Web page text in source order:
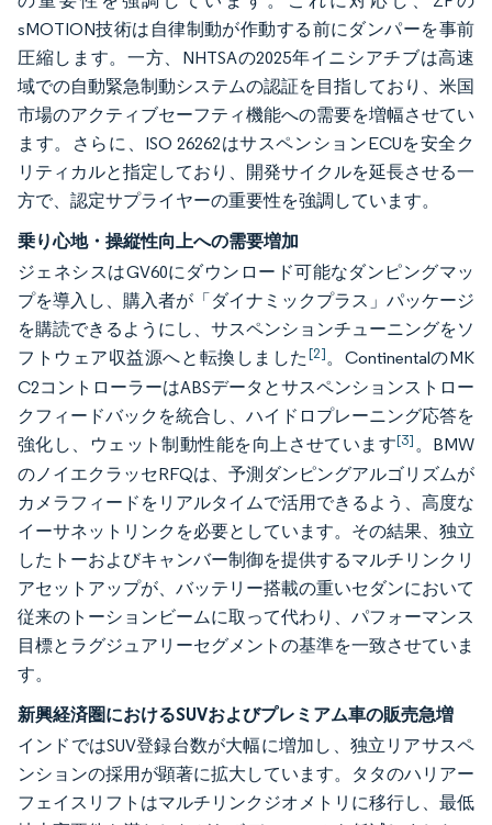
sMOTION技術は自律制動が作動する前にダンパーを事前
圧縮します。一方、NHTSAの2025年イニシアチブは高速
域での自動緊急制動システムの認証を目指しており、米国
市場のアクティブセーフティ機能への需要を増幅させてい
ます。さらに、ISO 26262はサスペンションECUを安全ク
リティカルと指定しており、開発サイクルを延長させる一
方で、認定サプライヤーの重要性を強調しています。
乗り心地・操縦性向上への需要増加
ジェネシスはGV60にダウンロード可能なダンピングマッ
プを導入し、購入者が「ダイナミックプラス」パッケージ
を購読できるようにし、サスペンションチューニングをソ
フトウェア収益源へと転換しました[2]。ContinentalのMK
C2コントローラーはABSデータとサスペンションストロー
クフィードバックを統合し、ハイドロプレーニング応答を
強化し、ウェット制動性能を向上させています[3]。BMW
のノイエクラッセRFQは、予測ダンピングアルゴリズムが
カメラフィードをリアルタイムで活用できるよう、高度な
イーサネットリンクを必要としています。その結果、独立
したトーおよびキャンバー制御を提供するマルチリンクリ
アセットアップが、バッテリー搭載の重いセダンにおいて
従来のトーションビームに取って代わり、パフォーマンス
目標とラグジュアリーセグメントの基準を一致させていま
す。
新興経済圏におけるSUVおよびプレミアム車の販売急増
インドではSUV登録台数が大幅に増加し、独立リアサスペ
ンションの採用が顕著に拡大しています。タタのハリアー
フェイスリフトはマルチリンクジオメトリに移行し、最低